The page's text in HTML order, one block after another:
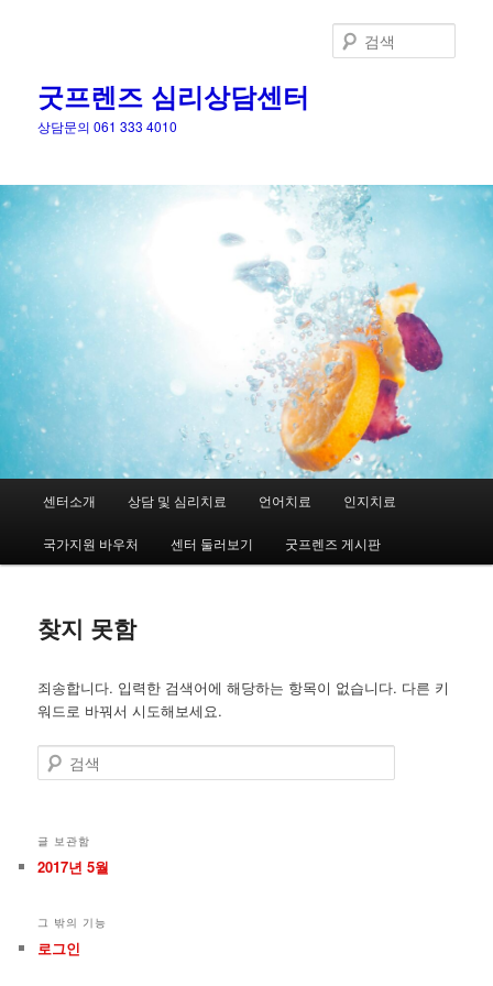
굿프렌즈 심리상담센터
상담문의 061 333 4010
색
뉴
첫
번
컨
텐
로
뛰
넘
두
번
컨
텐
로
뛰
넘
센터소개 상담 및 심리치료 언어치료 인지치료
국가지원 바우처 센터 둘러보기 굿프렌즈 게시판
찾지 못함
죄송합니다. 입력한 검색어에 해당하는 항목이 없습니다. 다른 키
워드로 바꿔서 시도해보세요.
검
색
글 보관함
2017년 5월
그 밖의 기능
로그인